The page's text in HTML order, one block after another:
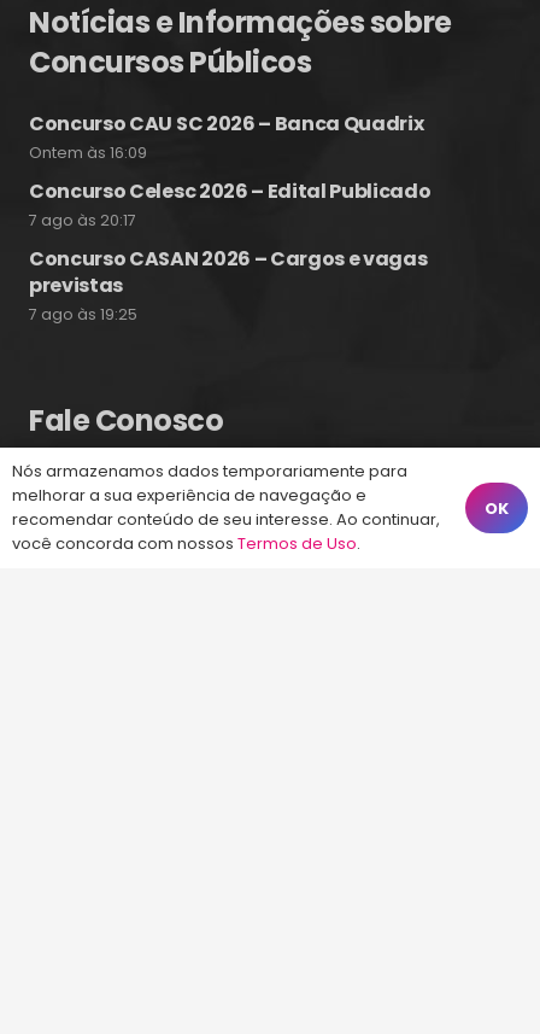
Notícias e Informações sobre
Concursos Públicos
Concurso CAU SC 2026 – Banca Quadrix
Ontem às 16:09
Concurso Celesc 2026 – Edital Publicado
7 ago às 20:17
Concurso CASAN 2026 – Cargos e vagas
previstas
7 ago às 19:25
Fale Conosco
(48) 99828-9929
Calçadão João Pinto, 212 – Centro
Nós armazenamos dados temporariamente para
melhorar a sua experiência de navegação e
recomendar conteúdo de seu interesse. Ao continuar,
você concorda com nossos Termos de Uso.
OK